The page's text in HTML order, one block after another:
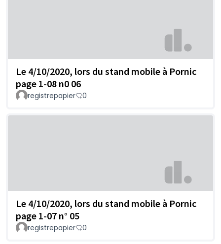
Le 4/10/2020, lors du stand mobile à Pornic
page 1-08 n0 06
registrepapier 0
Le 4/10/2020, lors du stand mobile à Pornic
page 1-07 n° 05
registrepapier 0